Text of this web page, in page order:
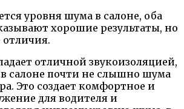
уровня шума в салоне, оба
хорошие результаты, но
отличия.
отличной звукоизоляцией,
в салоне почти не слышно шума
Это создает комфортное и
для водителя и